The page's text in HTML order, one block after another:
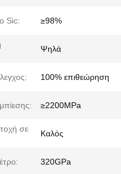
Sic: ≥98%
Ψηλά
100% επιθεώρηση
≥2200MPa
σε
Καλός
320GPa